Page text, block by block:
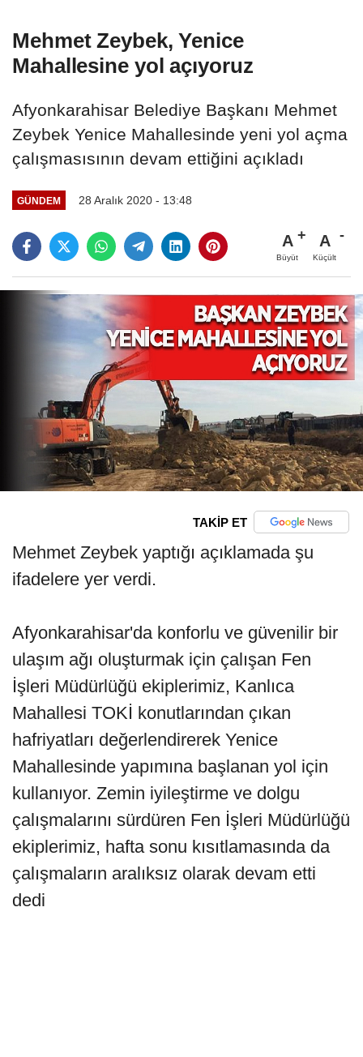
Mehmet Zeybek, Yenice
Mahallesine yol açıyoruz
Afyonkarahisar Belediye Başkanı Mehmet
Zeybek Yenice Mahallesinde yeni yol açma
çalışmasısının devam ettiğini açıkladı
GÜNDEM 28 Aralık 2020 - 13:48
A
Büyüt
A
Küçült
TAKİP ET
Mehmet Zeybek yaptığı açıklamada şu
ifadelere yer verdi.
Afyonkarahisar'da konforlu ve güvenilir bir
ulaşım ağı oluşturmak için çalışan Fen
İşleri Müdürlüğü ekiplerimiz, Kanlıca
Mahallesi TOKİ konutlarından çıkan
hafriyatları değerlendirerek Yenice
Mahallesinde yapımına başlanan yol için
kullanıyor. Zemin iyileştirme ve dolgu
çalışmalarını sürdüren Fen İşleri Müdürlüğü
ekiplerimiz, hafta sonu kısıtlamasında da
çalışmaların aralıksız olarak devam etti
dedi